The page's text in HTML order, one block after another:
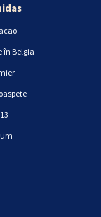
în Belgia